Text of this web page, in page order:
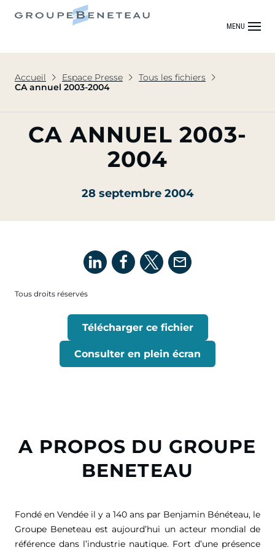
MENU
Accueil Espace Presse
Tous les fichiers
CA annuel 2003-2004
CA ANNUEL 2003-
2004
28 septembre 2004
Tous droits réservés
Télécharger ce fichier
Consulter en plein écran
A PROPOS DU GROUPE
BENETEAU
Fondé en Vendée il y a 140 ans par Benjamin Bénéteau, le
Groupe Beneteau est aujourd’hui un acteur mondial de
référence dans l’industrie nautique. Fort d’une présence